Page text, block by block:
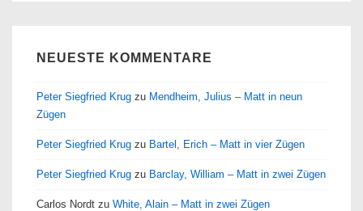
NEUESTE KOMMENTARE
Peter Siegfried Krug zu Mendheim, Julius – Matt in neun
Zügen
Peter Siegfried Krug zu Bartel, Erich – Matt in vier Zügen
Peter Siegfried Krug zu Barclay, William – Matt in zwei Zügen
Carlos Nordt zu White, Alain – Matt in zwei Zügen